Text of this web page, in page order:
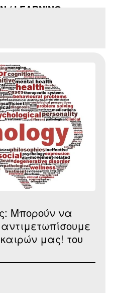
LEARNING
Μπορούν να
μας! του